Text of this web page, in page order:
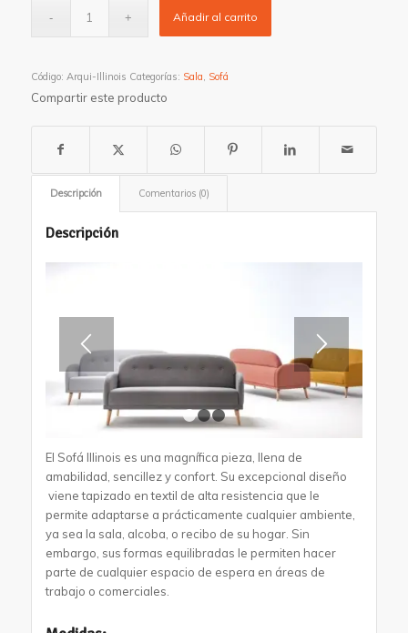
Añadir al carrito
Código: Arqui-Illinois Categorías: Sala Sofá
Compartir este producto
Descripción Comentarios (0)
Descripción
El Sofá Illinois es una magnífica pieza, llena de
amabilidad, sencillez y confort. Su excepcional diseño
viene tapizado en textil de alta resistencia que le
permite adaptarse a prácticamente cualquier ambiente,
ya sea la sala, alcoba, o recibo de su hogar. Sin
embargo, sus formas equilibradas le permiten hacer
parte de cualquier espacio de espera en áreas de
trabajo o comerciales.